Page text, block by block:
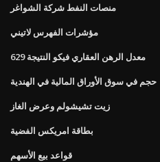
منصات النفط شركة الشواغر
مؤشرات الفهرس لاتيني
معدل الرهن العقاري فيكو النتيجة 629
حجم في سوق الأوراق المالية في الهندية
زيت تشيشولم وعرض الغاز
بطاقة امريكس الفضية
قواعد بيع الأسهم